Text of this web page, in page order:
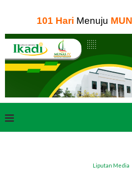
101 Hari Menuju
Liputan Media